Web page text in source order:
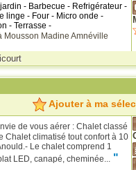
- Barbecue - Refrigérateur -
linge - Four - Micro onde -
- Terrasse -
Mousson Madine Amnéville
Ajouter à ma
de vous aérer : Chalet classé
Chalet climatisé tout confort à 10
Le chalet comprend 1
LED, canapé, cheminée... "